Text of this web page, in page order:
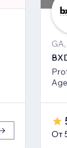
GA,
От